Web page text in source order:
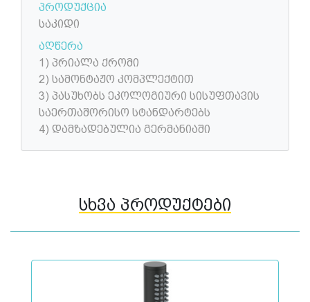
პროდუქცია
საკიდი
აღწერა
1) პრიალა ქრომი
2) სამონტაჟო კომპლექტით
3) პასუხობს ეკოლოგიური სისუფთავის
საერთაშორისო სტანდარტებს
4) დამზადებულია გერმანიაში
სხვა პროდუქტები